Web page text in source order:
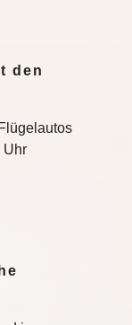
den
Uhr